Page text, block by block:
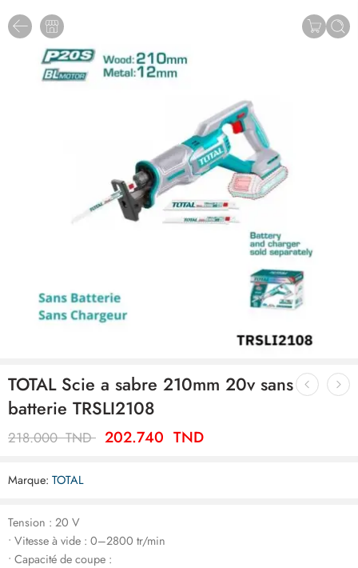
TOTAL Scie a sabre 210mm 20v sans
batterie TRSLI2108
218.000TND 202.740 TND
Marque: TOTAL
Tension : 20 V
• Vitesse à vide : 0–2800 tr/min
• Capacité de coupe :